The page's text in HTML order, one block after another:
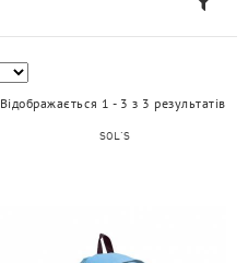
Відображається 1 - 3 з 3 результатів
SOL'S